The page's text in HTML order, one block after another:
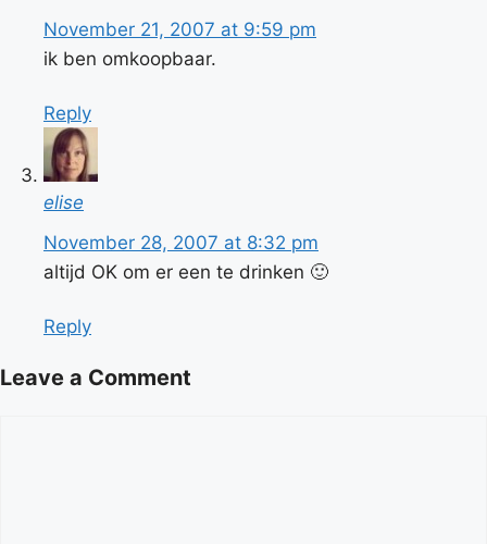
November 21, 2007 at 9:59 pm
ik ben omkoopbaar.
Reply
elise
November 28, 2007 at 8:32 pm
altijd OK om er een te drinken 🙂
Reply
Leave a Comment